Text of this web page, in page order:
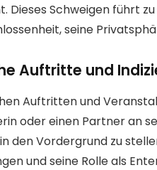
Dieses Schweigen führt
seine
Auftritte und
Auftritten und
oder einen Partner an
den Vordergrund zu
und seine Rolle als